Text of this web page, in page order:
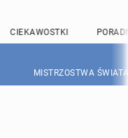
CIEKAWOSTKI
MISTRZOSTWA